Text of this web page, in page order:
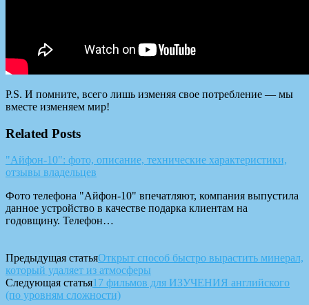
P.S. И помните, всего лишь изменяя свое потребление — мы
вместе изменяем мир!
Related Posts
"Айфон-10": фото, описание, технические характеристики,
отзывы владельцев
Фото телефона "Айфон-10" впечатляют, компания выпустила
данное устройство в качестве подарка клиентам на
годовщину. Телефон…
Предыдущая статьяОткрыт способ быстро вырастить минерал,
который удаляет из атмосферы
Следующая статья17 фильмов для ИЗУЧЕНИЯ английского
(по уровням сложности)